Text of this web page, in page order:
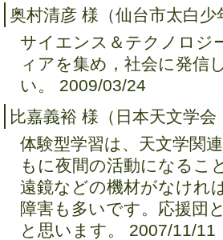
奥村清彦 様（仙台市太白
サイエンス＆テクノロジ
ィアを集め，社会に発信
い。 2009/03/24
比嘉義裕 様（日本天文学会
体験型学習は、天文学関
もに夜間の活動になるこ
遠鏡などの機材がなけれ
障害も多いです。応援団
と思います。 2007/11/11